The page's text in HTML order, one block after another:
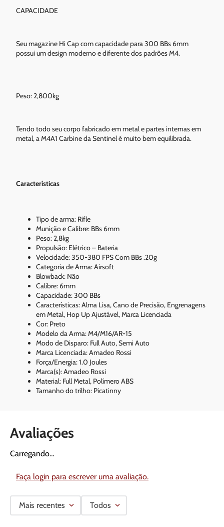
CAPACIDADE
Seu magazine Hi Cap com capacidade para 300 BBs 6mm
possui um design moderno e diferente dos padrões M4.
Peso: 2,800kg
Tendo todo seu corpo fabricado em metal e partes internas em
metal, a M4A1 Carbine da Sentinel é muito bem equilibrada.
Características
Tipo de arma: Rifle
Munição e Calibre: BBs 6mm
Peso: 2,8kg
Propulsão: Elétrico – Bateria
Velocidade: 350-380 FPS Com BBs .20g
Categoria de Arma: Airsoft
Blowback: Não
Calibre: 6mm
Capacidade: 300 BBs
Características: Alma Lisa, Cano de Precisão, Engrenagens
em Metal, Hop Up Ajustável, Marca Licenciada
Cor: Preto
Modelo da Arma: M4/M16/AR-15
Modo de Disparo: Full Auto, Semi Auto
Marca Licenciada: Amadeo Rossi
Força/Energia: 1.0 Joules
Marca(s): Amadeo Rossi
Material: Full Metal, Polímero ABS
Tamanho do trilho: Picatinny
Avaliações
Carregando…
Faça login para escrever uma avaliação.
Mais recentes Todos